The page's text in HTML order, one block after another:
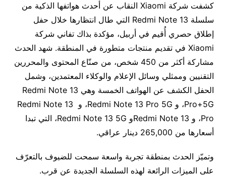
كشفت شركة Xiaomi النقاب عن أحدث هواتفها الذكية من
سلسلة Redmi Note 13 التي طال انتظارها خلال حفل
إطلاق حصري أُقيم في أربيل، مؤكدة بذاك تفاني شركة
Xiaomi في تقديم منتجات متطورة في المنطقة. شهد الحدث
مشاركة أكثر من 450 شخص، من صنّاع المحتوى والمحررين
التقنيين وممثلي وسائل الإعلام والوكلاء المعتمدين، وشمل
الحفل الكشف عن الهواتف الخمسة وهي Redmi Note 13
Pro+5G، و Redmi Note 13 Pro 5G، و Redmi Note 13
Pro، و Redmi Note 13و Redmi Note 13 5G، التي تبدا
أسعارها من 265,000 دينار عراقي.
وتميّز الحدث بمنطقة تجربة واسعة سمحت للضيوف بالتعرّف
على الميزات الرائعة لهذه السلسلة الجديدة عن قرب.